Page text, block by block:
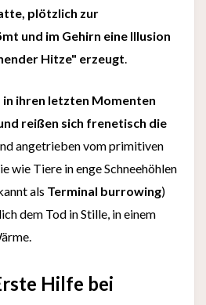
plötzlich zur
und im Gehirn eine Illusion
Hitze" erzeugt.
in ihren letzten Momenten
reißen sich frenetisch die
angetrieben vom primitiven
wie Tiere in enge Schneehöhlen
als Terminal burrowing)
dem Tod in Stille, in einem
Hilfe bei